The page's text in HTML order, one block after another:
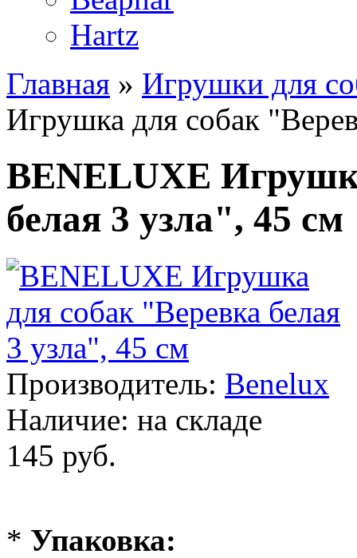
Hartz
Главная » Игрушки для
Игрушка для собак
BENELUXE
белая 3 узла", 45 см
Производитель: Benelux
Наличие: на складе
145 руб.
* Упаковка: